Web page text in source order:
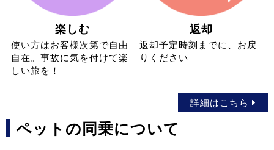
楽しむ
使い方はお客様次第で自由
自在。事故に気を付けて楽
しい旅を！
返却
返却予定時刻までに、お戻
りください
詳細はこちら
ペットの同乗について